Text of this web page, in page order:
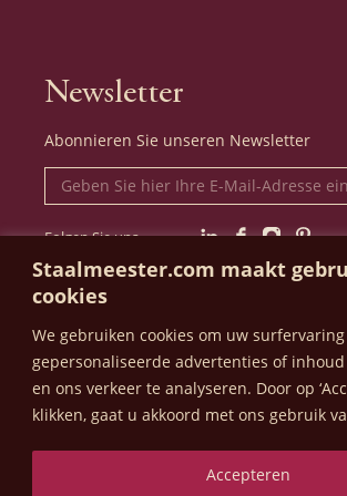
Staalmeester.com maakt
cookies
We gebruiken cookies om uw
gepersonaliseerde advertenties of
en ons verkeer te analyseren. Door op
klikken, gaat u akkoord met ons gebruik
Accepteren
für Decklacke.
Farbroller und Zubehör
Mit der Premium Quality Series
Staalmeester® schließlich
Produkte als Pinsel ein! Nach
wurde die Kollektion um
erweitert. Die Staalmeester®
Newsletter
Abonnieren Sie unseren Newsletter
Folgen Sie uns LinkedIn
Facebook
Instagram
STAALMEESTER - FOKKERSTRAAT 508
-3125 BE SCHIEDAM - DEN
Allgemeine